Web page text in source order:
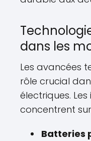
dans les
Les avancées
rôle crucial
électriques.
concentrent
Batteries